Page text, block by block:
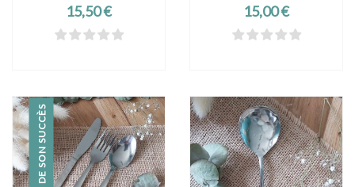
Prix
15,50 € Prix
15,00 €